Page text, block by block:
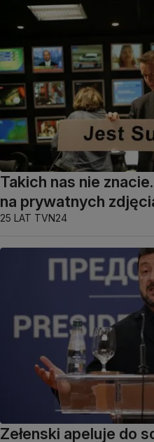
Takich nas nie
na prywatnych
25 LAT TVN24
Zełenski apeluje do